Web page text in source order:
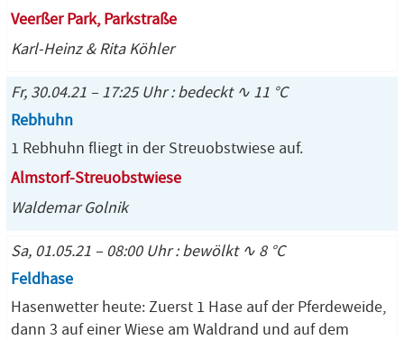
Veerßer Park, Parkstraße
Karl-Heinz & Rita Köhler
Fr, 30.04.21 – 17:25 Uhr : bedeckt ∿ 11 °C
Rebhuhn
1 Rebhuhn fliegt in der Streuobstwiese auf.
Almstorf-Streuobstwiese
Waldemar Golnik
Sa, 01.05.21 – 08:00 Uhr : bewölkt ∿ 8 °C
Feldhase
Hasenwetter heute: Zuerst 1 Hase auf der Pferdeweide,
dann 3 auf einer Wiese am Waldrand und auf dem